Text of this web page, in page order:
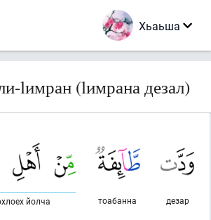
Хьаьша
lимран (lимрана дезал)
дезар
тоабанна
йолча